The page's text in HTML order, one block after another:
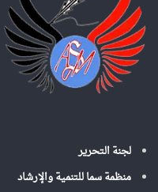
لجنة التحرير
منظمة سما للتنمية والإرشاد